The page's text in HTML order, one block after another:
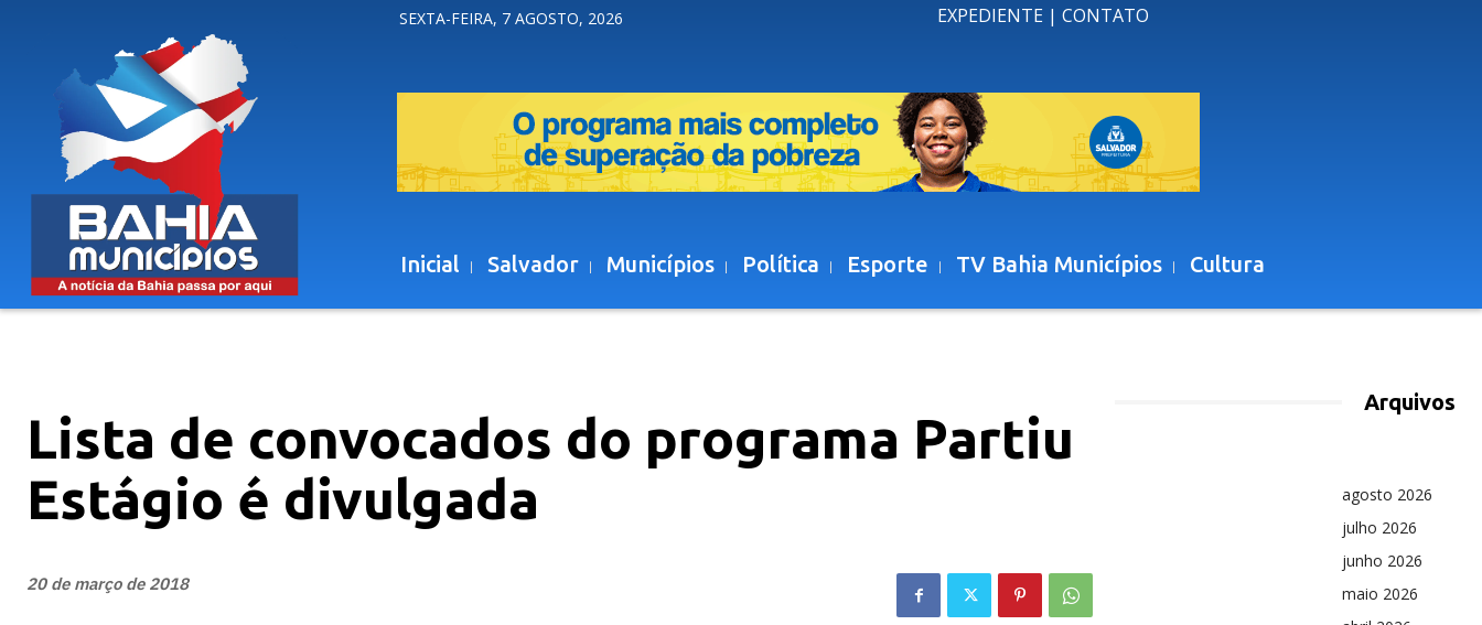
SEXTA-FEIRA, 7 AGOSTO, 2026 EXPEDIENTE | CONTATO
Inicial Salvador Municípios Política Esporte TV Bahia Municípios Cultura
Lista de convocados do programa Partiu
Estágio é divulgada
20 de março de 2018
Arquivos
agosto 2026
julho 2026
junho 2026
maio 2026